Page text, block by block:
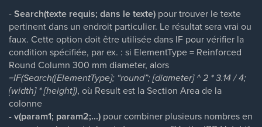
-Search(texte requis; dans le texte) pour trouver le texte
pertinent dans un endroit particulier. Le résultat sera vrai ou
faux. Cette option doit être utilisée dans IF pour vérifier la
condition spécifiée, par ex. : si ElementType = Reinforced
Round Column 300 mm diameter, alors
=IF(Search([ElementType]; “round”; [diameter] ^ 2 * 3.14 / 4;
[width] * [height]), où Result est la Section Area de la
colonne
-v(param1; param2;...) pour combiner plusieurs nombres en